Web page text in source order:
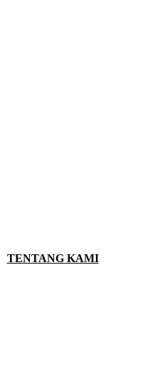
TENTANG KAMI